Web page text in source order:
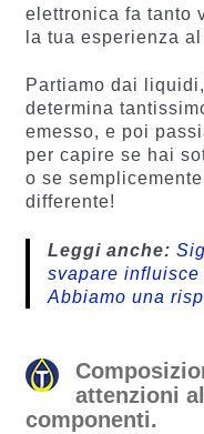
elettronica fa tanto
la tua esperienza
Partiamo dai
determina
emesso, e poi
per capire se hai
o se
differente!
Leggi anche:
svapare
Abbiamo una
attenzioni
componenti.